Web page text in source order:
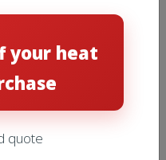
ELECTRO-AIR – M0-
your heat
quote